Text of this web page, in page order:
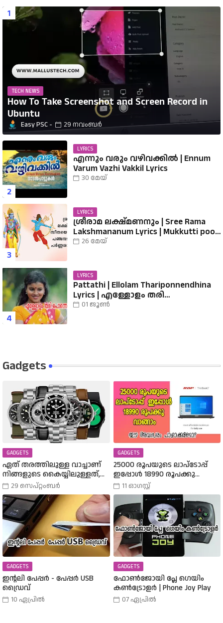
TECH NEWS
How To Take Screenshot and Screen Record in
Ubuntu
Easy PSC 29 നവംബർ
LYRICS
എന്നും വരും വഴിവക്കിൽ | Ennum
Varum Vazhi Vakkil Lyrics
30 മേയ്
LYRICS
ശ്രീരാമ ലക്ഷ്മണനും | Sree Rama
Lakshmananum Lyrics | Mukkutti poo
Album | Sreerama Song Malayalam |
26 മേയ്
LYRICS
Pattathi | Ellolam Thariponnendhina
Lyrics | എള്ളോളം തരി
പൊന്നെന്തിനാ...... വരികൾ
01 ജൂൺ
Gadgets
GADGETS
ഏത് തരത്തിലുള്ള വാച്ചാണ്
നിങ്ങളുടെ കൈയ്യിലുള്ളത്,
അത് എങ്ങനെ
തിരഞ്ഞെടുത്തു? വിവിധ
തരത്തിലുള്ള വാച്ചുകൾ
പരിചയപ്പെടാം.
29 സെപ്റ്റംബർ
GADGETS
25000 രൂപയുടെ ലാപ്ടോപ്പ്
ഇപ്പോൾ 18990 രൂപക്കു
വാങ്ങാം | Amazon Freedom Sale
Buy A 25000 Laptop In 18,900
Rupees |
11 ഓഗസ്റ്റ്
GADGETS
ഇന്റലി പേപ്പർ - പേപ്പർ USB
ഡ്രൈവ്
10 ഏപ്രിൽ
GADGETS
ഫോൺജോയി പ്ലേ ഗെയിം
കൺട്രോളർ | Phone Joy Play
07 ഏപ്രിൽ